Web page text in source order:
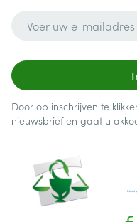
Door op inschrijven te
nieuwsbrief en gaat u